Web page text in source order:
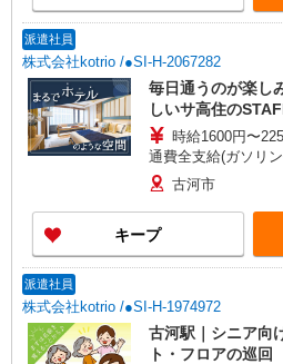
派遣社員
株式会社kotrio /●SI-H-2067282
毎日通うのが楽し
しいサ高住の
時給1600円〜
通費全支給(ガソリ
古河市
キープ
派遣社員
株式会社kotrio /●SI-H-1974972
古河駅｜シニア向
ト・フロアの巡回